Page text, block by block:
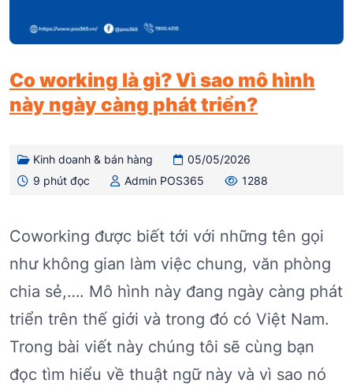
Co working là gì? Vì sao mô hình
này ngày càng phát triển?
Kinh doanh & bán hàng
05/05/2026
9 phút đọc
Admin POS365 1288
Coworking được biết tới với những tên gọi
như không gian làm việc chung, văn phòng
chia sẻ,…. Mô hình này đang ngày càng phát
triển trên thế giới và trong đó có Việt Nam.
Trong bài viết này chúng tôi sẽ cùng bạn
đọc tìm hiểu về thuật ngữ này và vì sao nó